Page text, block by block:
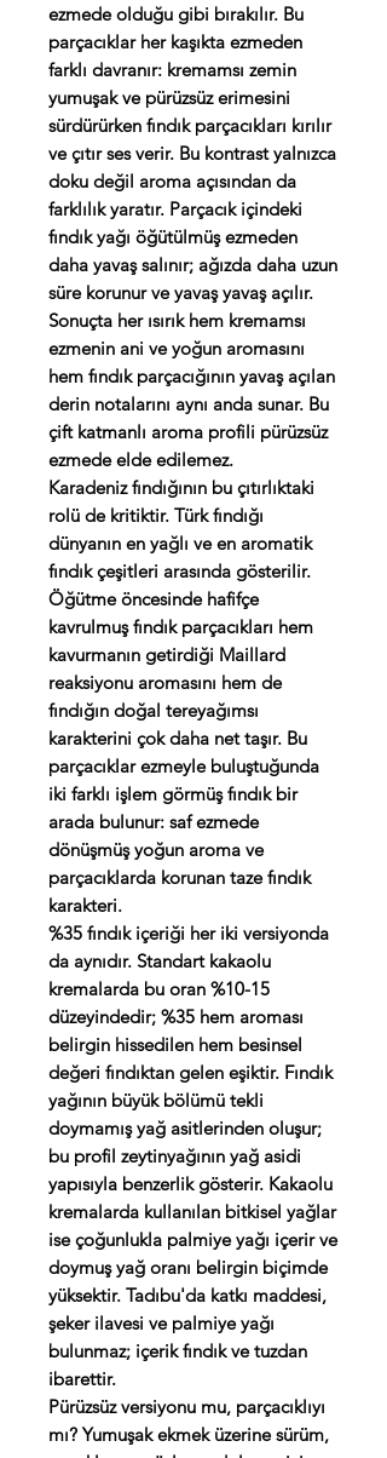
ezmede olduğu gibi bırakılır. Bu
parçacıklar her kaşıkta ezmeden
farklı davranır: kremamsı zemin
yumuşak ve pürüzsüz erimesini
sürdürürken fındık parçacıkları kırılır
ve çıtır ses verir. Bu kontrast yalnızca
doku değil aroma açısından da
farklılık yaratır. Parçacık içindeki
fındık yağı öğütülmüş ezmeden
daha yavaş salınır; ağızda daha uzun
süre korunur ve yavaş yavaş açılır.
Sonuçta her ısırık hem kremamsı
ezmenin ani ve yoğun aromasını
hem fındık parçacığının yavaş açılan
derin notalarını aynı anda sunar. Bu
çift katmanlı aroma profili pürüzsüz
ezmede elde edilemez.
Karadeniz fındığının bu çıtırlıktaki
rolü de kritiktir. Türk fındığı
dünyanın en yağlı ve en aromatik
fındık çeşitleri arasında gösterilir.
Öğütme öncesinde hafifçe
kavrulmuş fındık parçacıkları hem
kavurmanın getirdiği Maillard
reaksiyonu aromasını hem de
fındığın doğal tereyağımsı
karakterini çok daha net taşır. Bu
parçacıklar ezmeyle buluştuğunda
iki farklı işlem görmüş fındık bir
arada bulunur: saf ezmede
dönüşmüş yoğun aroma ve
parçacıklarda korunan taze fındık
karakteri.
%35 fındık içeriği her iki versiyonda
da aynıdır. Standart kakaolu
kremalarda bu oran %10-15
düzeyindedir; %35 hem aroması
belirgin hissedilen hem besinsel
değeri fındıktan gelen eşiktir. Fındık
yağının büyük bölümü tekli
doymamış yağ asitlerinden oluşur;
bu profil zeytinyağının yağ asidi
yapısıyla benzerlik gösterir. Kakaolu
kremalarda kullanılan bitkisel yağlar
ise çoğunlukla palmiye yağı içerir ve
doymuş yağ oranı belirgin biçimde
yüksektir. Tadıbu'da katkı maddesi,
şeker ilavesi ve palmiye yağı
bulunmaz; içerik fındık ve tuzdan
ibarettir.
Pürüzsüz versiyonu mu, parçacıklıyı
mı? Yumuşak ekmek üzerine sürüm,